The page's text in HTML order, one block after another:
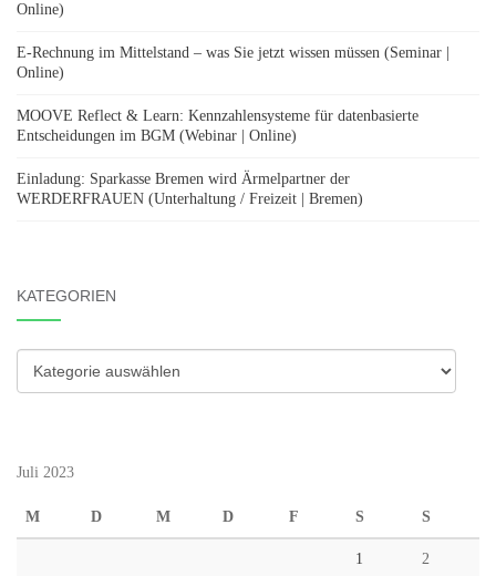
Online)
E-Rechnung im Mittelstand – was Sie jetzt wissen müssen (Seminar |
Online)
MOOVE Reflect & Learn: Kennzahlensysteme für datenbasierte
Entscheidungen im BGM (Webinar | Online)
Einladung: Sparkasse Bremen wird Ärmelpartner der
WERDERFRAUEN (Unterhaltung / Freizeit | Bremen)
KATEGORIEN
Kategorien
Juli 2023
M D M D F S S
1 2